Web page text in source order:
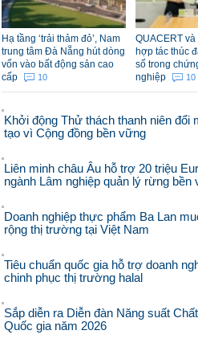
Hạ tầng ‘trải thảm đỏ’, Nam
trung tâm Đà Nẵng hút dòng
vốn vào bất động sản cao
cấp
10
QUACERT và
hợp tác thúc
số trong
nghiệp
10
Khởi động Thử thách thanh niên đổi
tạo vì Cộng đồng bền vững
Liên minh châu Âu hỗ trợ 20 triệu
ngành Lâm nghiệp quản lý rừng bền
Doanh nghiệp thực phẩm Ba Lan
rộng thị trường tại Việt Nam
Tiêu chuẩn quốc gia hỗ trợ doanh
chinh phục thị trường halal
Sắp diễn ra Diễn đàn Năng suất
Quốc gia năm 2026